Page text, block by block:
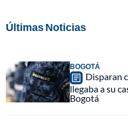
Últimas Noticias
BOGOTÁ
Disparan
llegaba a su
Bogotá